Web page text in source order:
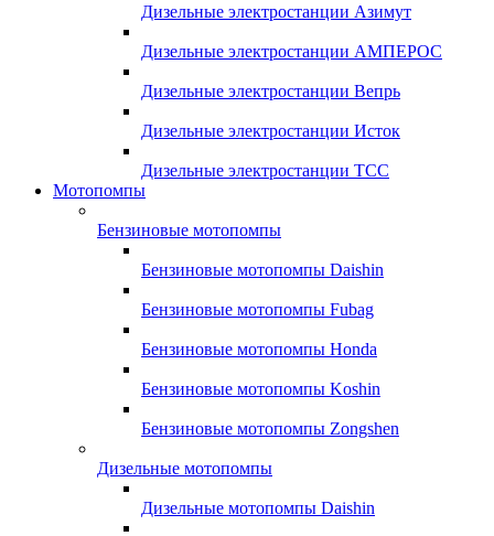
Дизельные электростанции Азимут
Дизельные электростанции АМПЕРОС
Дизельные электростанции Вепрь
Дизельные электростанции Исток
Дизельные электростанции ТСС
Мотопомпы
Бензиновые мотопомпы
Бензиновые мотопомпы Daishin
Бензиновые мотопомпы Fubag
Бензиновые мотопомпы Honda
Бензиновые мотопомпы Koshin
Бензиновые мотопомпы Zongshen
Дизельные мотопомпы
Дизельные мотопомпы Daishin